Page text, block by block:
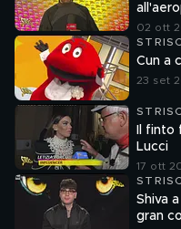
02 ott
Cun a
23 set
Il finto
Lucci
17 ott
Shiva
gran